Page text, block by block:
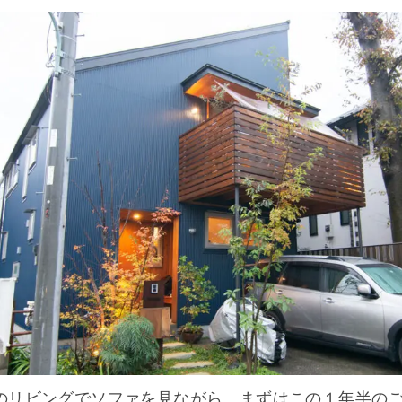
リビングでソファを見ながら、まずはこの１年半の